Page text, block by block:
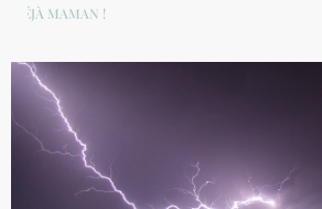
DÉJÀ MAMAN !